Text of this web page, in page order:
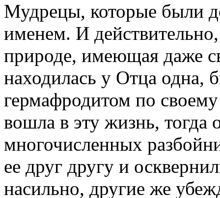
Мудрецы, которые были
именем. И
природе, имеющая даже
находилась у Отца одна,
гермафродитом по
вошла в эту жизнь, тогда
многочисленных
ее друг другу и
насильно, другие же